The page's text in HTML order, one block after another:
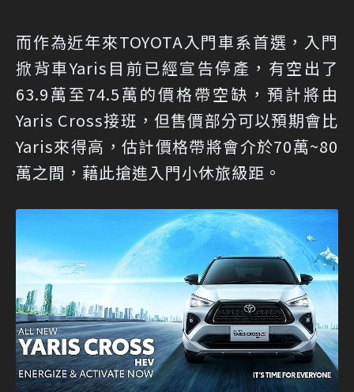
而作為近年來TOYOTA入門車系首選，入門
掀背車Yaris目前已經宣告停產，有空出了
63.9萬至74.5萬的價格帶空缺，預計將由
Yaris Cross接班，但售價部分可以預期會比
Yaris來得高，估計價格帶將會介於70萬~80
萬之間，藉此搶進入門小休旅級距。